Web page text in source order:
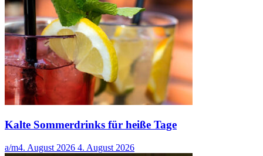
Kalte Sommerdrinks für heiße Tage
a/m4. August 2026 4. August 2026